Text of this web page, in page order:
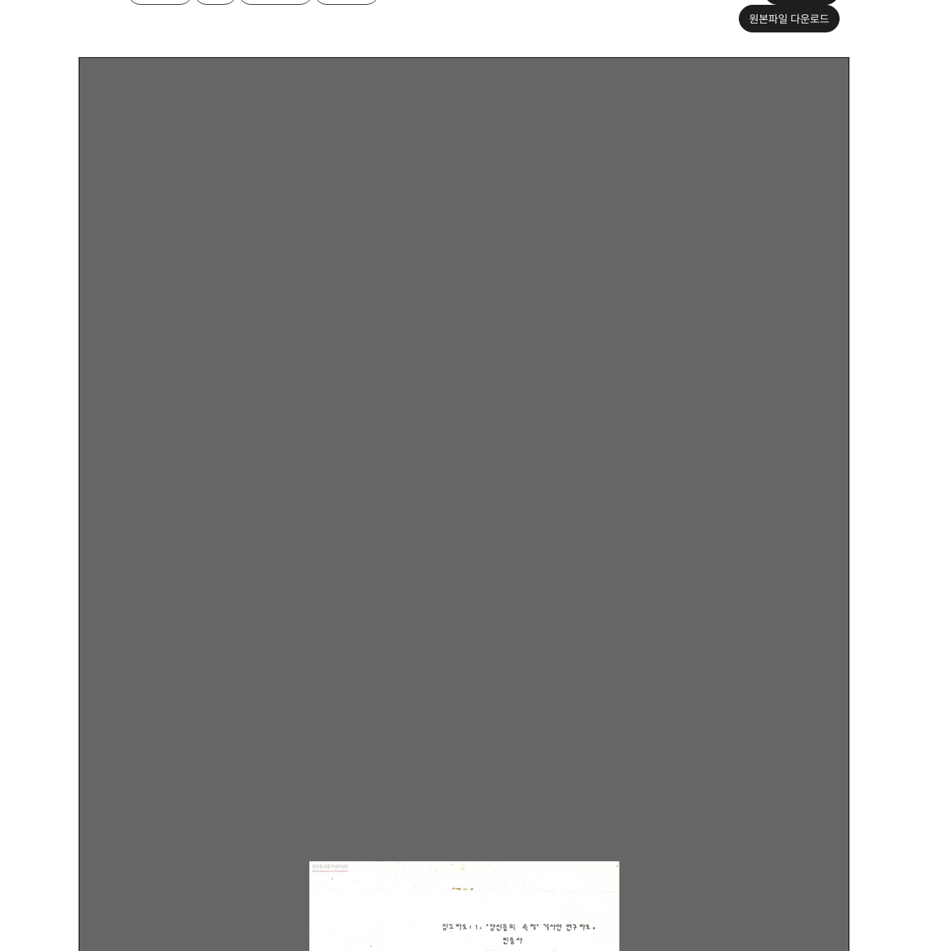
원본파일 다운로드